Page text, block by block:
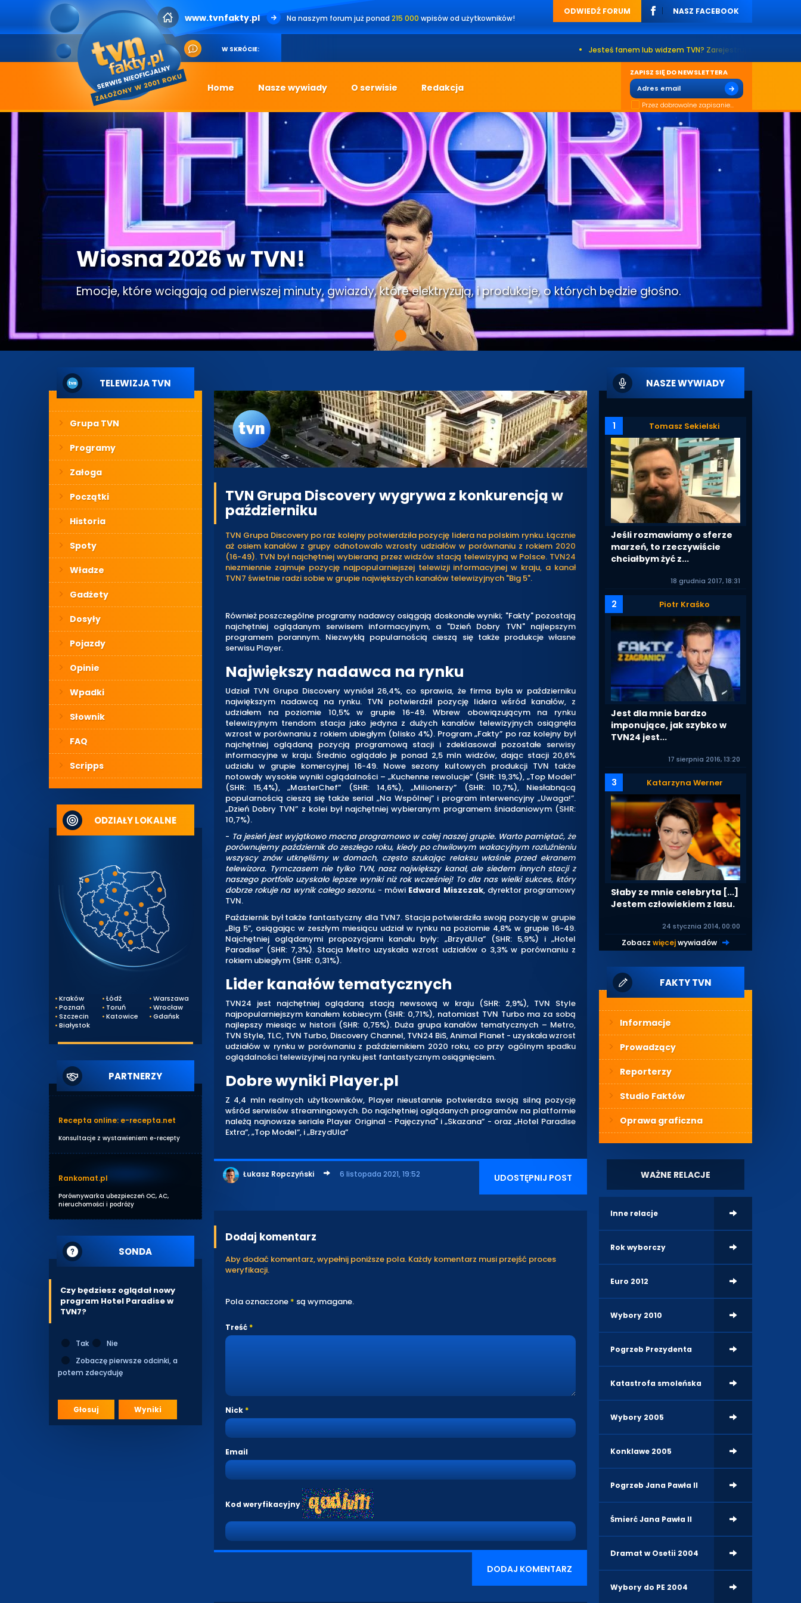
www.tvnfakty.pl Na naszym forum już ponad 215 000 wpisów od użytkowników!
ODWIEDŹ FORUM NASZ FACEBOOK
W SKRÓCIE: Jesteś fanem lub widzem TVN? Zarejestruj się na naszym forum.
Home Nasze wywiady O serwisie Redakcja
ZAPISZ SIĘ DO NEWSLETTERA
Przez dobrowolne zapisanie...
Wiosna 2026 w TVN!
Emocje, które wciągają od pierwszej minuty, gwiazdy, które elektryzują, i produkcje, o których będzie głośno.
TELEWIZJA TVN
Grupa TVN
Programy
Załoga
Początki
Historia
Spoty
Władze
Gadżety
Dosyły
Pojazdy
Opinie
Wpadki
Słownik
FAQ
Scripps
ODZIAŁY LOKALNE
Kraków Łódź
Warszawa
Poznań
Toruń
Wrocław
Szczecin
Katowice
Gdańsk
Białystok
PARTNERZY
Recepta online: e-recepta.net
Konsultacje z wystawieniem e-recepty
Rankomat.pl
Porównywarka ubezpieczeń OC, AC,
nieruchomości i podróży
SONDA
Czy będziesz oglądał nowy
program Hotel Paradise w
TVN7?
Tak
Nie
Zobaczę pierwsze odcinki, a
potem zdecyduję
Głosuj Wyniki
TVN Grupa Discovery wygrywa z konkurencją w
październiku
TVN Grupa Discovery po raz kolejny potwierdziła pozycję lidera na polskim rynku. Łącznie
aż osiem kanałów z grupy odnotowało wzrosty udziałów w porównaniu z rokiem 2020
(16-49). TVN był najchętniej wybieraną przez widzów stacją telewizyjną w Polsce. TVN24
niezmiennie zajmuje pozycję najpopularniejszej telewizji informacyjnej w kraju, a kanał
TVN7 świetnie radzi sobie w grupie największych kanałów telewizyjnych "Big 5".
Również poszczególne programy nadawcy osiągają doskonałe wyniki; "Fakty" pozostają
najchętniej oglądanym serwisem informacyjnym, a "Dzień Dobry TVN" najlepszym
programem porannym. Niezwykłą popularnością cieszą się także produkcje własne
serwisu Player.
Największy nadawca na rynku
Udział TVN Grupa Discovery wyniósł 26,4%, co sprawia, że firma była w październiku
największym nadawcą na rynku. TVN potwierdził pozycję lidera wśród kanałów, z
udziałem na poziomie 10,5% w grupie 16-49. Wbrew obowiązującym na rynku
telewizyjnym trendom stacja jako jedyna z dużych kanałów telewizyjnych osiągnęła
wzrost w porównaniu z rokiem ubiegłym (blisko 4%). Program „Fakty” po raz kolejny był
najchętniej oglądaną pozycją programową stacji i zdeklasował pozostałe serwisy
informacyjne w kraju. Średnio oglądało je ponad 2,5 mln widzów, dając stacji 20,6%
udziału w grupie komercyjnej 16-49. Nowe sezony kultowych produkcji TVN także
notowały wysokie wyniki oglądalności – „Kuchenne rewolucje” (SHR: 19,3%), „Top Model”
(SHR: 15,4%), „MasterChef” (SHR: 14,6%), „Milionerzy” (SHR: 10,7%), Niesłabnącą
popularnością cieszą się także serial „Na Wspólnej” i program interwencyjny „Uwaga!”.
„Dzień Dobry TVN” z kolei był najchętniej wybieranym programem śniadaniowym (SHR:
10,7%).
- Ta jesień jest wyjątkowo mocna programowo w całej naszej grupie. Warto pamiętać, że
porównujemy październik do zeszłego roku, kiedy po chwilowym wakacyjnym rozluźnieniu
wszyscy znów utknęliśmy w domach, często szukając relaksu właśnie przed ekranem
telewizora. Tymczasem nie tylko TVN, nasz największy kanał, ale siedem innych stacji z
naszego portfolio uzyskało lepsze wyniki niż rok wcześniej! To dla nas wielki sukces, który
dobrze rokuje na wynik całego sezonu. - mówi Edward Miszczak, dyrektor programowy
TVN.
Październik był także fantastyczny dla TVN7. Stacja potwierdziła swoją pozycję w grupie
„Big 5”, osiągając w zeszłym miesiącu udział w rynku na poziomie 4,8% w grupie 16-49.
Najchętniej oglądanymi propozycjami kanału były: „BrzydUla” (SHR: 5,9%) i „Hotel
Paradise” (SHR: 7,3%). Stacja Metro uzyskała wzrost udziałów o 3,3% w porównaniu z
rokiem ubiegłym (SHR: 0,31%).
Lider kanałów tematycznych
TVN24 jest najchętniej oglądaną stacją newsową w kraju (SHR: 2,9%), TVN Style
najpopularniejszym kanałem kobiecym (SHR: 0,71%), natomiast TVN Turbo ma za sobą
najlepszy miesiąc w historii (SHR: 0,75%). Duża grupa kanałów tematycznych – Metro,
TVN Style, TLC, TVN Turbo, Discovery Channel, TVN24 BiS, Animal Planet - uzyskała wzrost
udziałów w rynku w porównaniu z październikiem 2020 roku, co przy ogólnym spadku
oglądalności telewizyjnej na rynku jest fantastycznym osiągnięciem.
Dobre wyniki Player.pl
Z 4,4 mln realnych użytkowników, Player nieustannie potwierdza swoją silną pozycję
wśród serwisów streamingowych. Do najchętniej oglądanych programów na platformie
należą najnowsze seriale Player Original - Pajęczyna" i „Skazana” - oraz „Hotel Paradise
Extra”, „Top Model”, i „BrzydUla”
Łukasz Ropczyński 6 listopada 2021, 19:52 UDOSTĘPNIJ POST
Dodaj komentarz
Aby dodać komentarz, wypełnij poniższe pola. Każdy komentarz musi przejść proces
weryfikacji.
Pola oznaczone * są wymagane.
Treść
Nick
Email
Kod weryfikacyjny
DODAJ KOMENTARZ
NASZE WYWIADY
1 Tomasz Sekielski
Jeśli rozmawiamy o sferze
marzeń, to rzeczywiście
chciałbym żyć z...
18 grudnia 2017, 18:31
2 Piotr Kraśko
Jest dla mnie bardzo
imponujące, jak szybko w
TVN24 jest...
17 sierpnia 2016, 13:20
3 Katarzyna Werner
Słaby ze mnie celebryta [...]
Jestem człowiekiem z lasu.
24 stycznia 2014, 00:00
Zobaczwięcejwywiadów |
FAKTY TVN
Informacje
Prowadzący
Reporterzy
Studio Faktów
Oprawa graficzna
WAŻNE RELACJE
Inne relacje
Rok wyborczy
Euro 2012
Wybory 2010
Pogrzeb Prezydenta
Katastrofa smoleńska
Wybory 2005
Konklawe 2005
Pogrzeb Jana Pawła II
Śmierć Jana Pawła II
Dramat w Osetii 2004
Wybory do PE 2004